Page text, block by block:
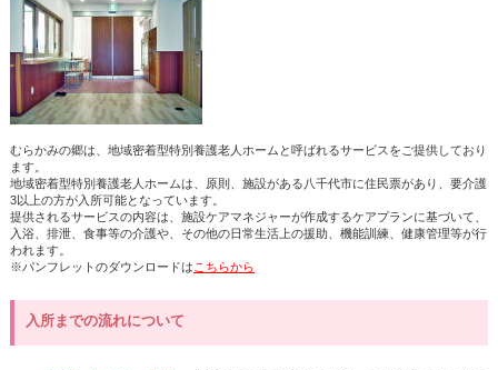
むらかみの郷は、地域密着型特別養護老人ホームと呼ばれるサービスをご提供しており
ます。
地域密着型特別養護老人ホームは、原則、施設がある八千代市に住民票があり、要介護
3以上の方が入所可能となっています。
提供されるサービスの内容は、施設ケアマネジャーが作成するケアプランに基づいて、
入浴、排泄、食事等の介護や、その他の日常生活上の援助、機能訓練、健康管理等が行
われます。
※パンフレットのダウンロードは こちらから
入所までの流れについて